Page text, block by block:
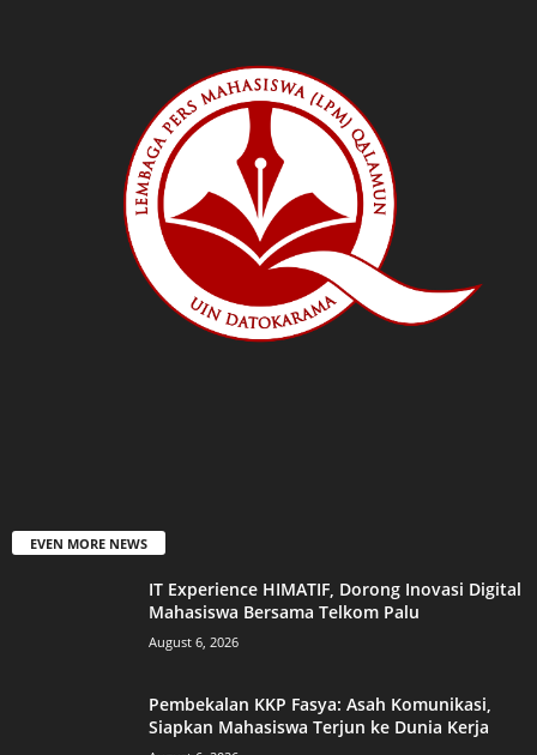
EVEN MORE NEWS
IT Experience HIMATIF, Dorong Inovasi Digital
Mahasiswa Bersama Telkom Palu
August 6, 2026
Pembekalan KKP Fasya: Asah Komunikasi,
Siapkan Mahasiswa Terjun ke Dunia Kerja